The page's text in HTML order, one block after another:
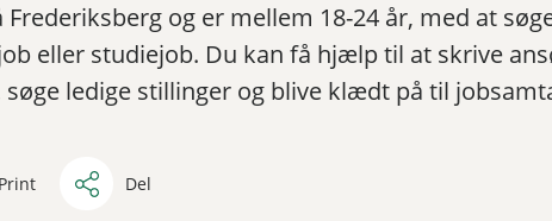
Frederiksberg og er mellem 18-24 år, med at
eller studiejob. Du kan få hjælp til at skrive
søge ledige stillinger og blive klædt på til
Print Del